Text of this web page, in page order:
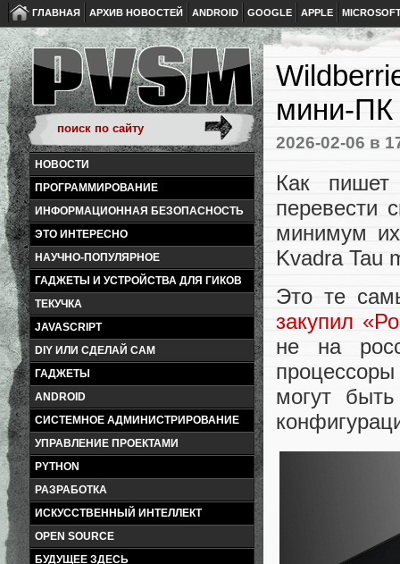
ГЛАВНАЯ АРХИВ НОВОСТЕЙ ANDROID GOOGLE APPLE
НОВОСТИ
ПРОГРАММИРОВАНИЕ
ИНФОРМАЦИОННАЯ БЕЗОПАСНОСТЬ
ЭТО ИНТЕРЕСНО
НАУЧНО-ПОПУЛЯРНОЕ
ГАДЖЕТЫ И УСТРОЙСТВА ДЛЯ ГИКОВ
ТЕКУЧКА
JAVASCRIPT
DIY ИЛИ СДЕЛАЙ САМ
ГАДЖЕТЫ
ANDROID
СИСТЕМНОЕ АДМИНИСТРИРОВАНИЕ
УПРАВЛЕНИЕ ПРОЕКТАМИ
PYTHON
РАЗРАБОТКА
ИСКУССТВЕННЫЙ ИНТЕЛЛЕКТ
OPEN SOURCE
БУДУЩЕЕ ЗДЕСЬ
мини-ПК
2026-02-06 в
Как пишет
перевести
минимум
Kvadra Tau
Это те
закупил
не на
могут